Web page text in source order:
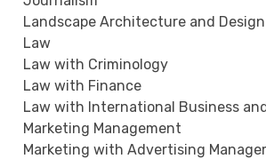
Landscape Architecture and Design
Law
Law with Criminology
Law with Finance
Law with International Business
Marketing Management
Marketing with Advertising